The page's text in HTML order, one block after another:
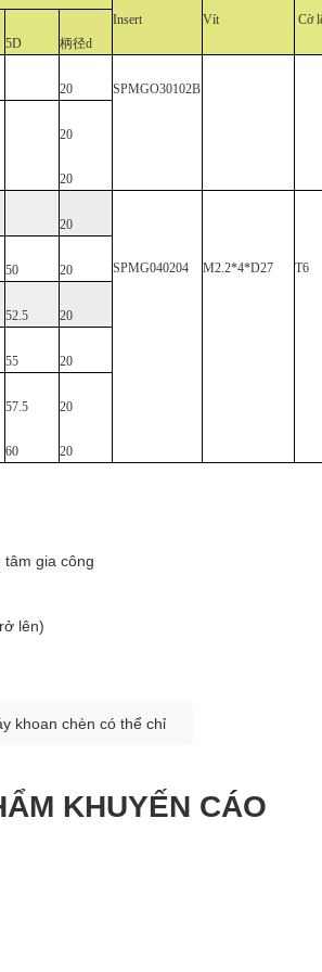
Insert
Vít
Cờ
5D 柄径d
20 SPMGO30102B
20
20
20
SPMG040204 M2.2*4*D27 T6
50 20
52.5 20
55 20
57.5
60
20
20
tâm gia công
lên)
khoan chèn có thể chỉ
KHUYẾN CÁO